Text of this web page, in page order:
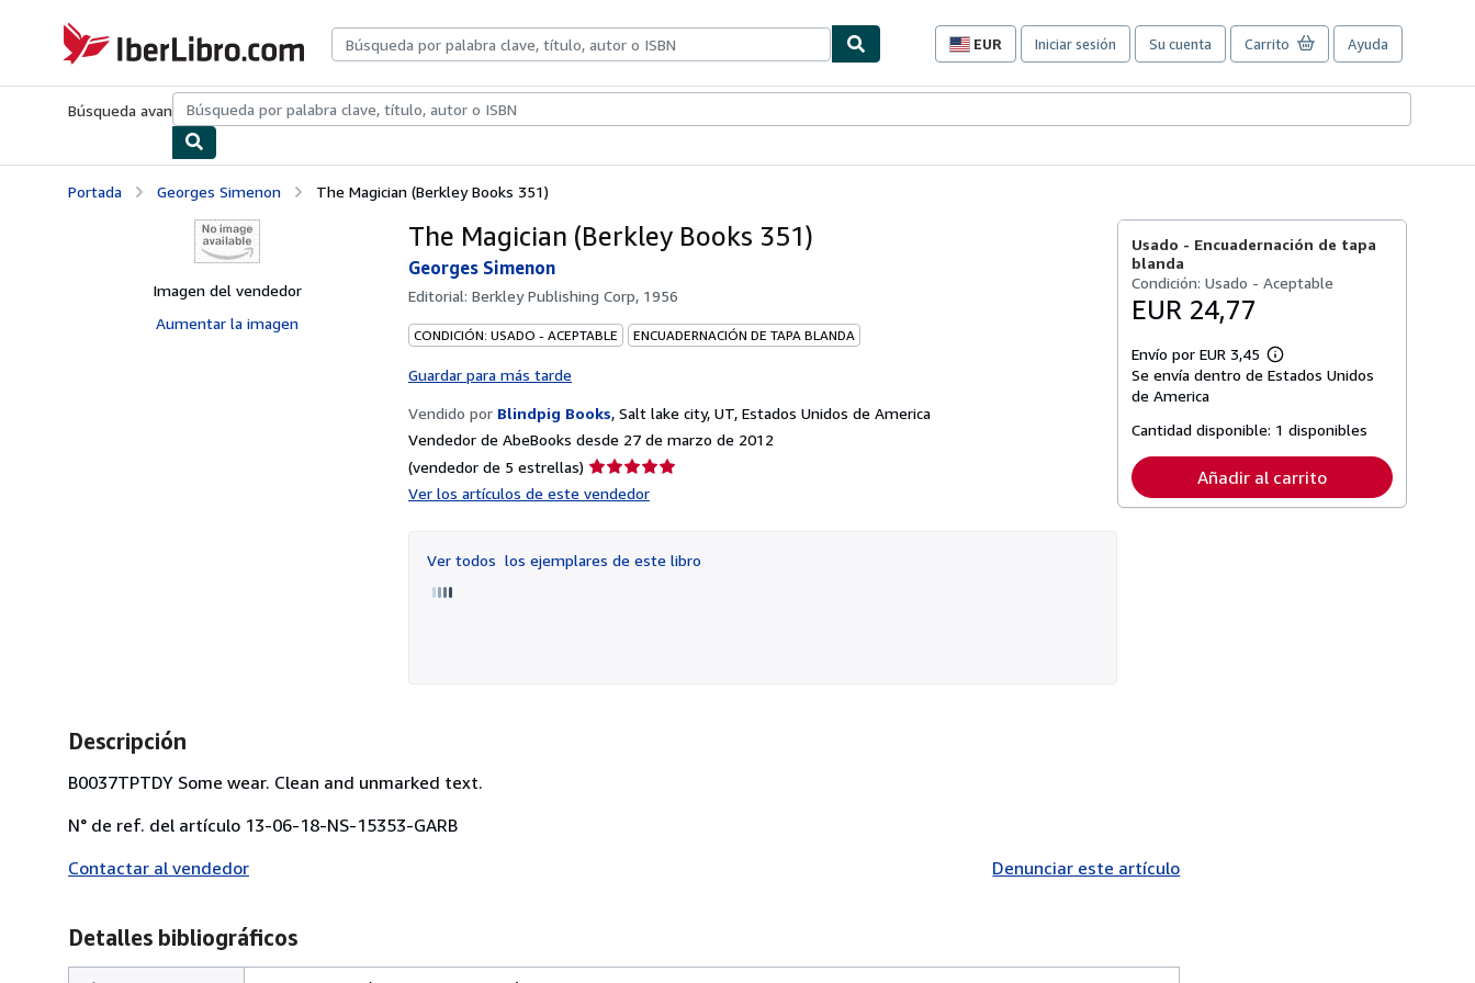
IberLibro.com
EUR
Preferencias
compra
sitio.
Iniciar sesión Su cuenta Carrito Ayuda
Búsqueda avanzadaColecciones Libros antiguosArte y coleccionismo
Portada Georges Simenon The Magician (Berkley Books 351)
Imagen del vendedor
Aumentar la imagen
The Magician (Berkley Books 351)
Georges Simenon
Editorial: Berkley Publishing Corp, 1956
CONDICIÓN: USADO - ACEPTABLE ENCUADERNACIÓN DE TAPA BLANDA
Guardar para más tarde
Vendido por Blindpig Books, Salt lake city, UT, Estados Unidos de America
Vendedor de AbeBooks desde 27 de marzo de 2012
(vendedor de 5 estrellas) Calificación
Ver los artículos de este vendedor
Ver todos los ejemplares de este libro
Usado - Encuadernación de tapa
blanda
Condición: Usado - Aceptable
EUR 24,77
Envío por EUR 3,45
Más
información
tarifas
envío
Se envía dentro de Estados Unidos
de America
Cantidad disponible: 1 disponibles
Añadir al carrito
Descripción
B0037TPTDY Some wear. Clean and unmarked text.
N° de ref. del artículo 13-06-18-NS-15353-GARB
Contactar al vendedor
Denunciar este artículo
Detalles bibliográficos